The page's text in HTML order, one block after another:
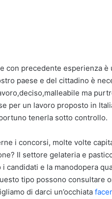
con precedente esperienza
paese e del cittadino è
ma
per un lavoro proposto in
tenerla sotto controllo.
i concorsi, molte volte
Il settore gelateria e
i candidati e la manodopera
tipo possono consultare
di darci un’occhiata